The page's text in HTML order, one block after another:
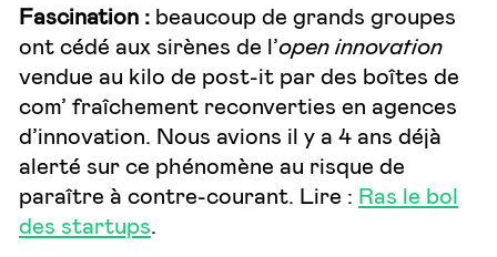
Fascination : beaucoup de grands groupes
ont cédé aux sirènes de l’open innovation
vendue au kilo de post-it par des boîtes de
com’ fraîchement reconverties en agences
d’innovation. Nous avions il y a 4 ans déjà
alerté sur ce phénomène au risque de
paraître à contre-courant. Lire : Ras le bol
des startups.